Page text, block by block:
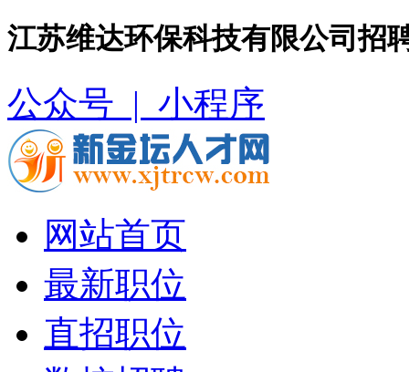
江苏维达环保科技有限公司招
公众号 | 小程序
网站首页
最新职位
直招职位